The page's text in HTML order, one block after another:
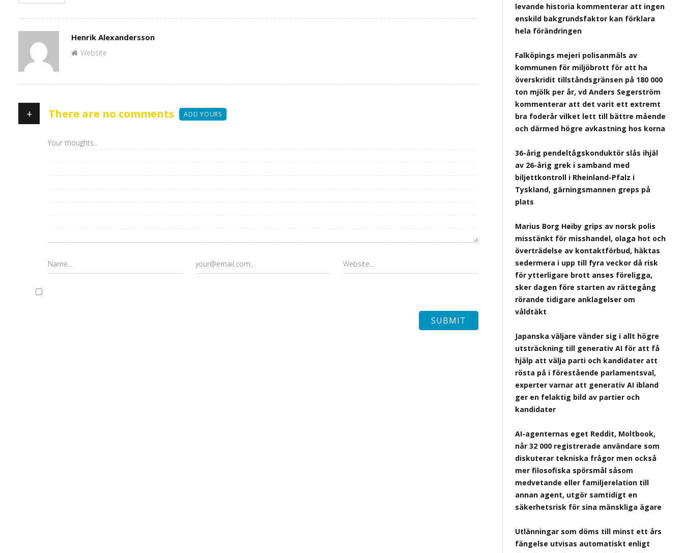
Author
Henrik Alexandersson
Website
+ There are no comments ADD YOURS
levande historia kommenterar att ingen
enskild bakgrundsfaktor kan förklara
hela förändringen
Falköpings mejeri polisanmäls av
kommunen för miljöbrott för att ha
överskridit tillståndsgränsen på 180 000
ton mjölk per år, vd Anders Segerström
kommenterar att det varit ett extremt
bra foderår vilket lett till bättre mående
och därmed högre avkastning hos korna
36-årig pendeltågskonduktör slås ihjäl
av 26-årig grek i samband med
biljettkontroll i Rheinland-Pfalz i
Tyskland, gärningsmannen greps på
plats
Marius Borg Høiby grips av norsk polis
misstänkt för misshandel, olaga hot och
överträdelse av kontaktförbud, häktas
sedermera i upp till fyra veckor då risk
för ytterligare brott anses föreligga,
sker dagen före starten av rättegång
rörande tidigare anklagelser om
våldtäkt
Japanska väljare vänder sig i allt högre
utsträckning till generativ AI för att få
hjälp att välja parti och kandidater att
rösta på i förestående parlamentsval,
experter varnar att generativ AI ibland
ger en felaktig bild av partier och
kandidater
AI-agenternas eget Reddit, Moltbook,
når 32 000 registrerade användare som
diskuterar tekniska frågor men också
mer filosofiska spörsmål såsom
medvetande eller familjerelation till
annan agent, utgör samtidigt en
säkerhetsrisk för sina mänskliga ägare
Utlänningar som döms till minst ett års
fängelse utvisas automatiskt enligt